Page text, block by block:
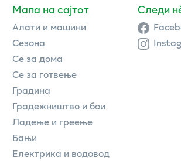
Мапа на сајтот
Алати и машини
Сезона
Се за дома
Се за готвење
Градина
Градежништво и бои
Ладење и греење
Бањи
Електрика и водовод
Следи